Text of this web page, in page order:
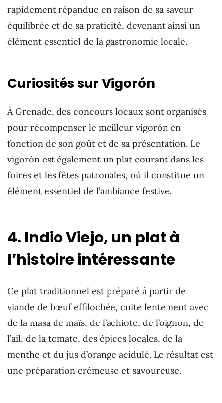
rapidement répandue en raison de sa saveur
équilibrée et de sa praticité, devenant ainsi un
élément essentiel de la gastronomie locale.
Curiosités sur Vigorón
À Grenade, des concours locaux sont organisés
pour récompenser le meilleur vigorón en
fonction de son goût et de sa présentation. Le
vigorón est également un plat courant dans les
foires et les fêtes patronales, où il constitue un
élément essentiel de l’ambiance festive.
4. Indio Viejo, un plat à
l’histoire intéressante
Ce plat traditionnel est préparé à partir de
viande de bœuf effilochée, cuite lentement avec
de la masa de maïs, de l’achiote, de l’oignon, de
l’ail, de la tomate, des épices locales, de la
menthe et du jus d’orange acidulé. Le résultat est
une préparation crémeuse et savoureuse.